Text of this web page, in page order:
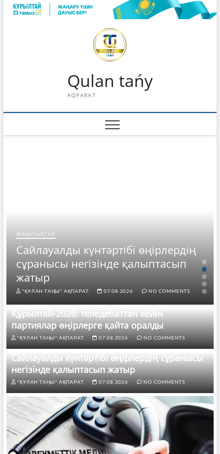
Skip
Qulan tańy
AQPARAT
ЖАҢАЛЫҚТАР
Сайлауалды күнтәртібі өңірлердің
сұранысы негізінде қалыптасып
жатыр
"ҚҰЛАН ТАҢЫ" АҚПАРАТ. 07.08.2026 NO COMMENTS
Құрылтай-2026: теледебаттан кейін
партиялар өңірлерге қайта оралды
"ҚҰЛАН ТАҢЫ" АҚПАРАТ. 07.08.2026 NO COMMENTS
Сайлауалды күнтәртібі өңірлердің сұранысы
негізінде қалыптасып жатыр
"ҚҰЛАН ТАҢЫ" АҚПАРАТ. 07.08.2026 NO COMMENTS